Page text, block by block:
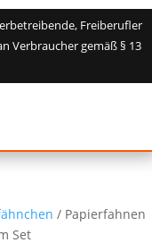
Freiberufler
Verbraucher gemäß § 13
/ Papierfahnen
Set